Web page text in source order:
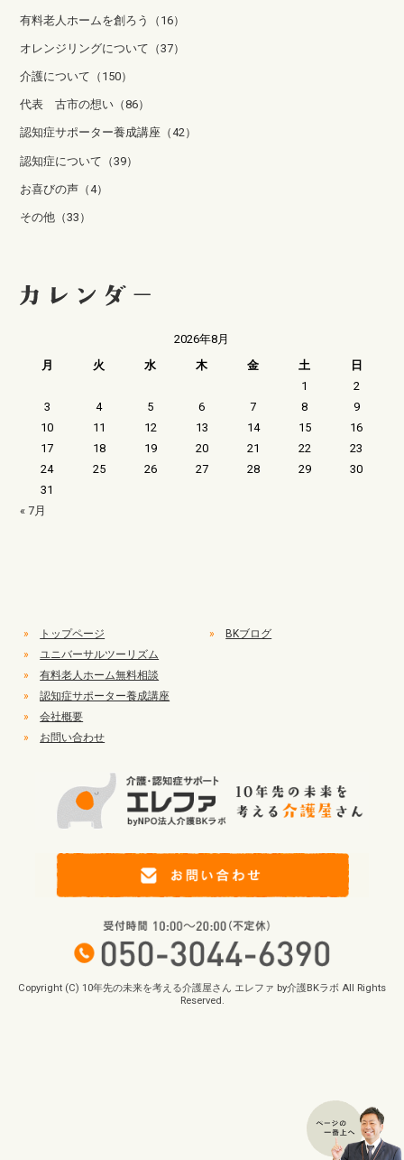
有料老人ホームを創ろう（16）
オレンジリングについて（37）
介護について（150）
代表 古市の想い（86）
認知症サポーター養成講座（42）
認知症について（39）
お喜びの声（4）
その他（33）
2026年8月
月
火 水 木 金 土
日
1
2
3
4 5 6 7 8
9
10
11 12 13 14 15
16
17
18 19 20 21 22
23
24
25 26 27 28 29
30
31
« 7月
»
トップページ
»
ユニバーサルツーリズム
»
有料老人ホーム無料相談
»
認知症サポーター養成講座
»
会社概要
»
お問い合わせ
» BKブログ
Copyright (C) 10年先の未来を考える介護屋さん エレファ by介護BKラボ All Rights
Reserved.